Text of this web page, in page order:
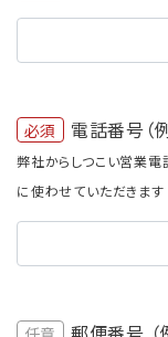
必須 電話番号（
弊社からしつこい営業電
に使わせていただきます